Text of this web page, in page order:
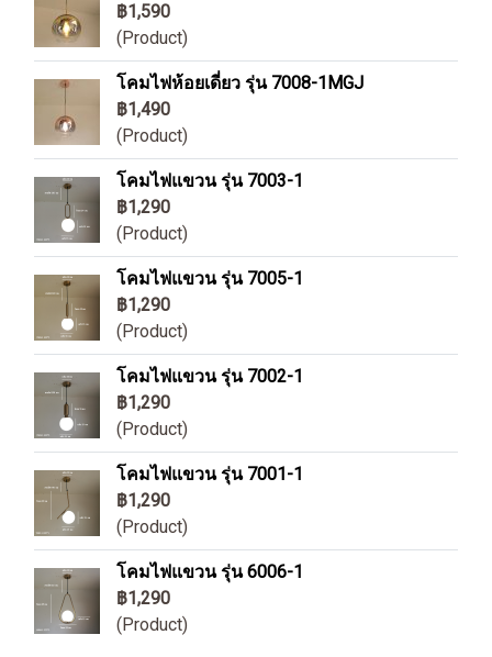
฿1,590
(Product)
โคมไฟห้อยเดี่ยว รุ่น 7008-1MGJ
฿1,490
(Product)
โคมไฟแขวน รุ่น 7003-1
฿1,290
(Product)
โคมไฟแขวน รุ่น 7005-1
฿1,290
(Product)
โคมไฟแขวน รุ่น 7002-1
฿1,290
(Product)
โคมไฟแขวน รุ่น 7001-1
฿1,290
(Product)
โคมไฟแขวน รุ่น 6006-1
฿1,290
(Product)